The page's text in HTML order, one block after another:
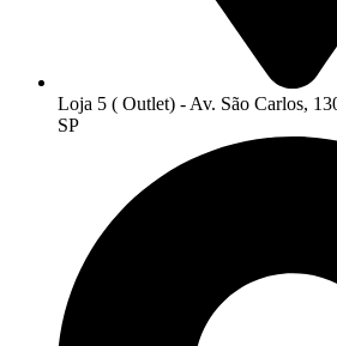
Loja 5 ( Outlet) - Av. São Carlos,
SP